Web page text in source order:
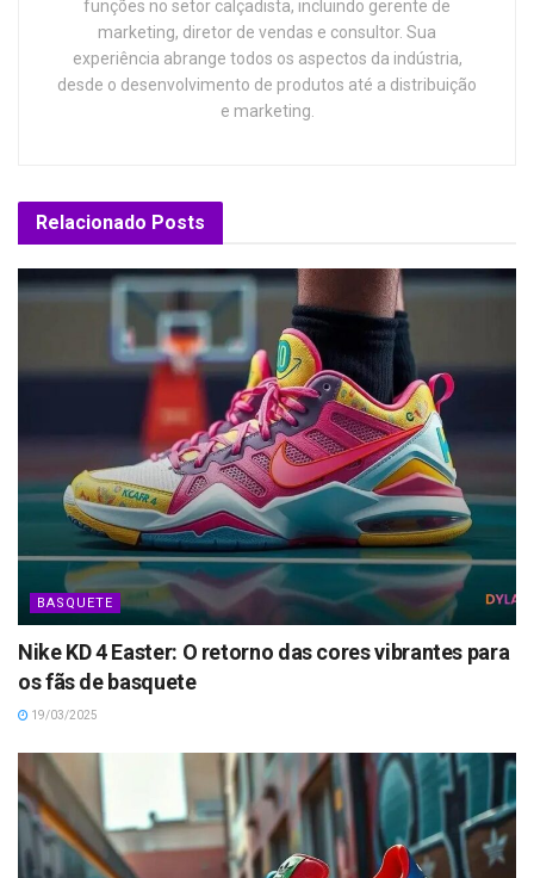
funções no setor calçadista, incluindo gerente de
marketing, diretor de vendas e consultor. Sua
experiência abrange todos os aspectos da indústria,
desde o desenvolvimento de produtos até a distribuição
e marketing.
Relacionado Posts
BASQUETE
Nike KD 4 Easter: O retorno das cores vibrantes para
os fãs de basquete
19/03/2025